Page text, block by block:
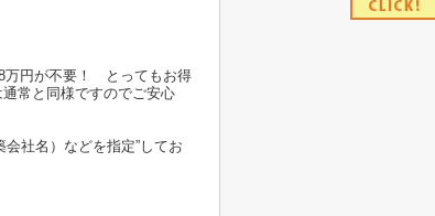
万円が不要！ とってもお得
常と同様ですのでご安心
社名）などを指定”してお